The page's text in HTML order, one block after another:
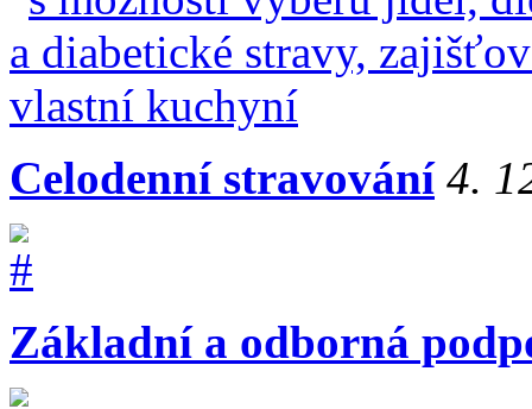
Celodenní stravování 4.
Základní a odborná